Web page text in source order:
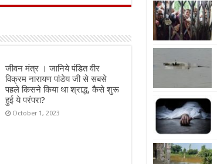
जीवन मंत्र । जानिये पंडित वीर
विक्रम नारायण पांडेय जी से सबसे
पहले किसने किया था श्राद्ध, कैसे शुरू
हुई ये परंपरा?
October 1, 2023